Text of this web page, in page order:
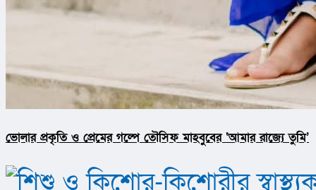
ভোলার প্রকৃতি ও প্রেমের গল্পে তৌসিফ মাহবুবের ‘আমার রাজ্যে তুমি’